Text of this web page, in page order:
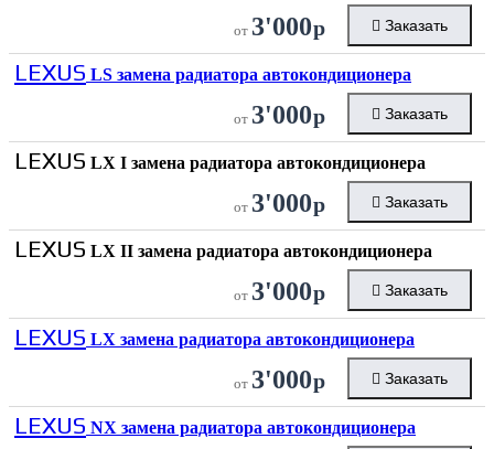
от 3'000р Заказать
LEXUS LS замена радиатора автокондиционера
от 3'000р Заказать
LEXUS LX I замена радиатора автокондиционера
от 3'000р Заказать
LEXUS LX II замена радиатора автокондиционера
от 3'000р Заказать
LEXUS LX замена радиатора автокондиционера
от 3'000р Заказать
LEXUS NX замена радиатора автокондиционера